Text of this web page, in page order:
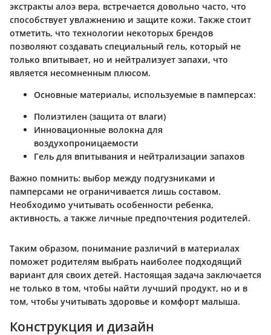
экстракты алоэ вера, встречается довольно часто, что
способствует увлажнению и защите кожи. Также стоит
отметить, что технологии некоторых брендов
позволяют создавать специальный гель, который не
только впитывает, но и нейтрализует запахи, что
является несомненным плюсом.
Основные материалы, используемые в памперсах:
Полиэтилен (защита от влаги)
Инновационные волокна для
воздухопроницаемости
Гель для впитывания и нейтрализации запахов
Важно помнить: выбор между подгузниками и
памперсами не ограничивается лишь составом.
Необходимо учитывать особенности ребенка,
активность, а также личные предпочтения родителей.
Таким образом, понимание различий в материалах
поможет родителям выбрать наиболее подходящий
вариант для своих детей. Настоящая задача заключается
не только в том, чтобы найти лучший продукт, но и в
том, чтобы учитывать здоровье и комфорт малыша.
Конструкция и дизайн